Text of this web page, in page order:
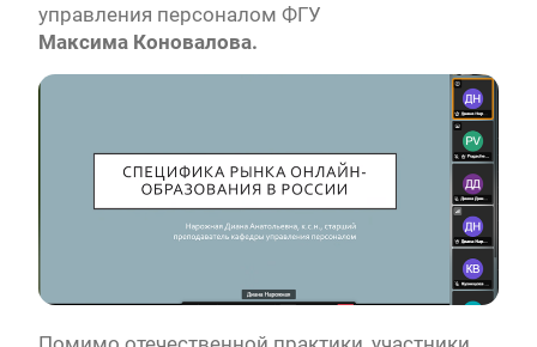
управления персоналом ФГУ
Максима Коновалова.